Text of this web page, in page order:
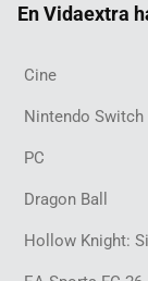
En Vidaextra
Cine
Nintendo Switch
PC
Dragon Ball
Hollow Knight: